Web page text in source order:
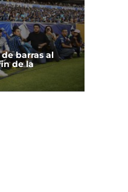
barras al
de la